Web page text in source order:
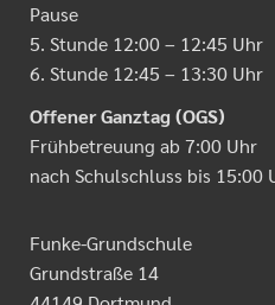
Pause
5. Stunde 12:00 – 12:45 Uhr
6. Stunde 12:45 – 13:30 Uhr
Offener Ganztag (OGS)
Frühbetreuung ab 7:00 Uhr
nach Schulschluss bis 15:00
Funke-Grundschule
Grundstraße 14